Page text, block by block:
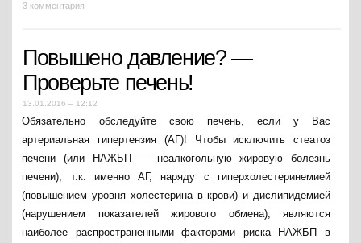
3 комментария
Повышено давление? —
Проверьте печень!
13.01.2016 – 12:12
Обязательно обследуйте свою печень, если у Вас
артериальная гипертензия (АГ)! Чтобы исключить стеатоз
печени (или НАЖБП — неалкогольную жировую болезнь
печени), т.к. именно АГ, наряду с гиперхолестеринемией
(повышением уровня холестерина в крови) и дислипидемией
(нарушением показателей жирового обмена), являются
наиболее распространенными факторами риска НАЖБП в